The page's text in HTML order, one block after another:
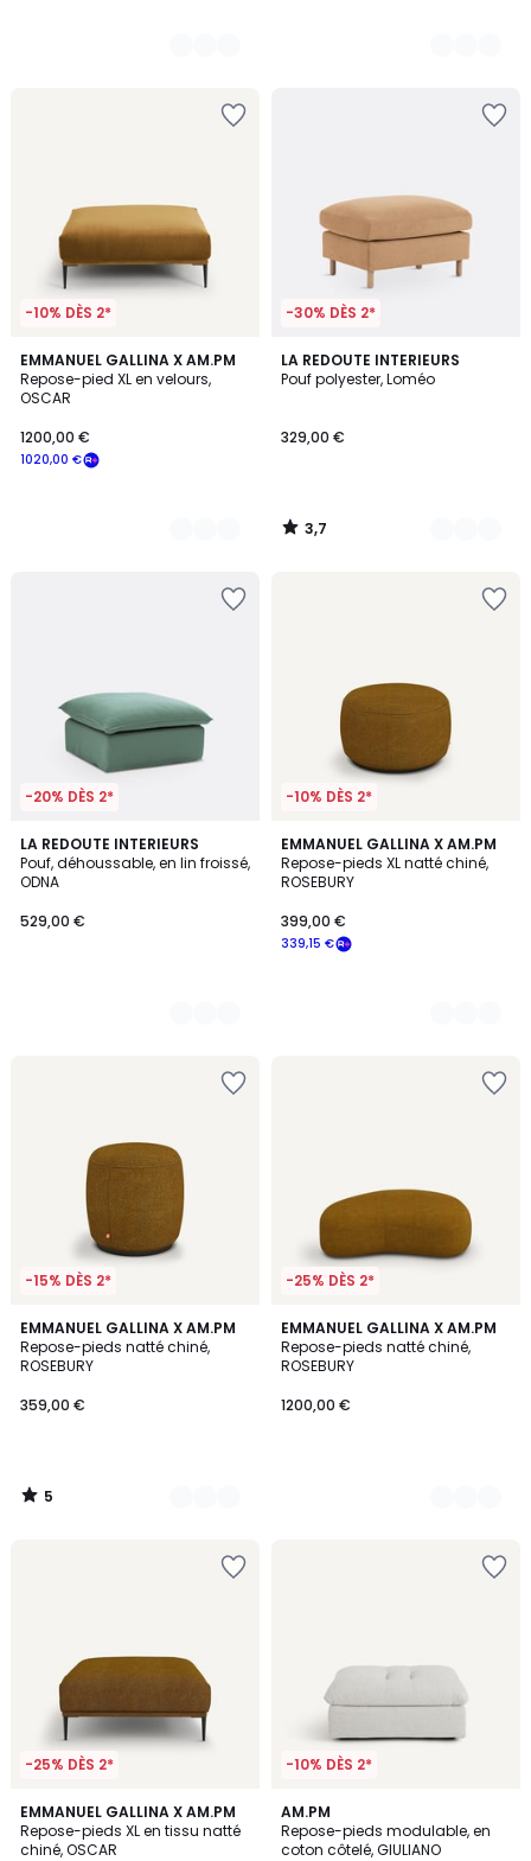
-10% DÈS 2*
EMMANUEL GALLINA X AM.PM
Repose-pied XL en velours,
OSCAR
1020,00 €
1200,00 €
8
Couleurs
-30% DÈS 2*
LA REDOUTE INTERIEURS
Pouf polyester, Loméo
329,00 €
3,7
/ 5
6
Couleurs
3,7
/
-20% DÈS 2*
LA REDOUTE INTERIEURS
Pouf, déhoussable, en lin froissé,
ODNA
529,00 €
8
Couleurs
-10% DÈS 2*
EMMANUEL GALLINA X AM.PM
Repose-pieds XL natté chiné,
ROSEBURY
339,15 €
399,00 €
2
Couleurs
-15% DÈS 2*
EMMANUEL GALLINA X AM.PM
Repose-pieds natté chiné,
ROSEBURY
359,00 €
5
/
5
2
Couleurs
5
/
-25% DÈS 2*
EMMANUEL GALLINA X AM.PM
Repose-pieds natté chiné,
ROSEBURY
1200,00 €
2
Couleurs
-25% DÈS 2*
EMMANUEL GALLINA X AM.PM
Repose-pieds XL en tissu natté
chiné, OSCAR
2
Couleurs
-10% DÈS 2*
AM.PM
Repose-pieds modulable, en
coton côtelé, GIULIANO
3
Couleurs